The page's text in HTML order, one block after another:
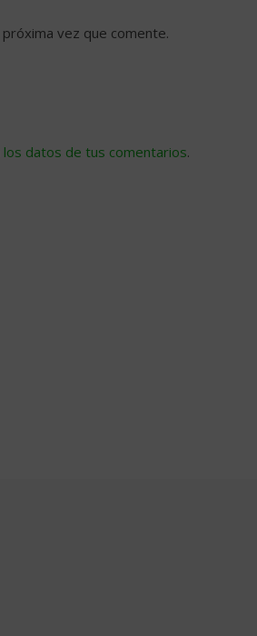
vez que comente.
datos de tus comentarios.